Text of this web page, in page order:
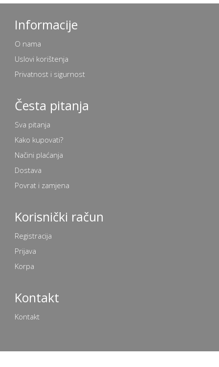
Informacije
O nama
Uslovi korištenja
Privatnost i sigurnost
Česta pitanja
Sva pitanja
Kako kupovati?
Načini plaćanja
Dostava
Povrat i zamjena
Korisnički račun
Registracija
Prijava
Korpa
Kontakt
Kontakt